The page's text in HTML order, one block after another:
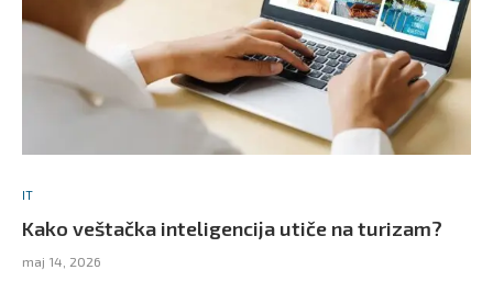
IT
Kako veštačka inteligencija utiče na turizam?
maj 14, 2026